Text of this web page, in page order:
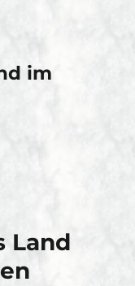
im
Land